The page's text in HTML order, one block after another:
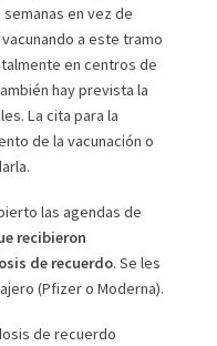
en vez de
a este tramo
en centros de
hay prevista la
La cita para la
de la vacunación o
las agendas de
recibieron
de recuerdo. Se les
(Pfizer o Moderna).
de recuerdo